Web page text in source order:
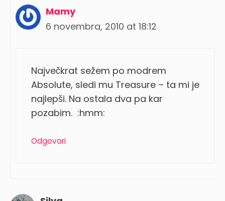
Mamy
6 novembra, 2010 at 18:12
Največkrat sežem po modrem
Absolute, sledi mu Treasure – ta mi je
najlepši. Na ostala dva pa kar
pozabim. :hmm:
Odgovori